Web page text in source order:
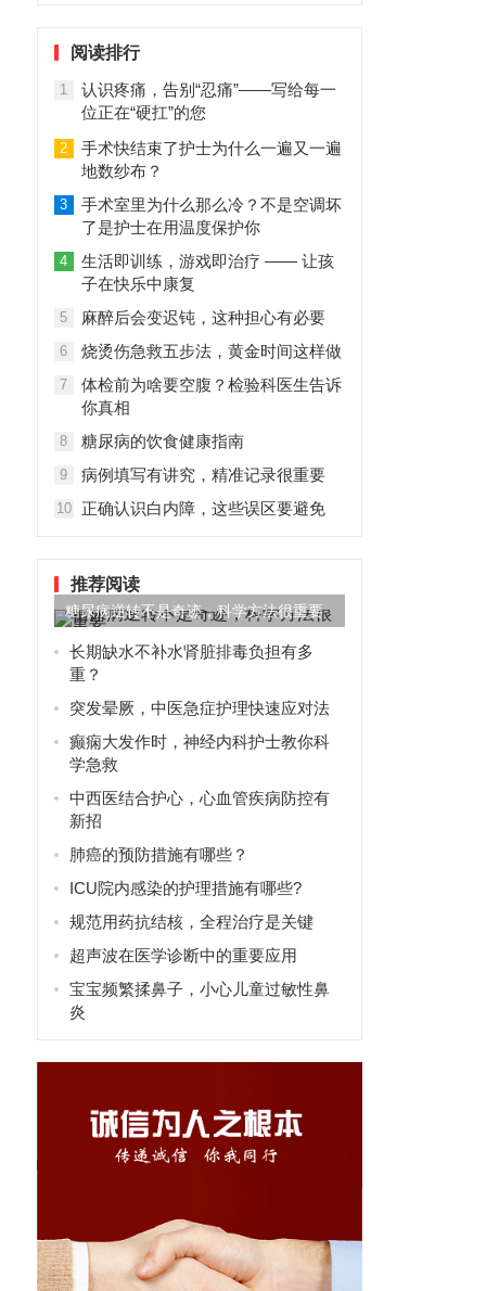
阅读排行
1
认识疼痛，告别“忍痛”——写给每一
位正在“硬扛”的您
2
手术快结束了护士为什么一遍又一遍
地数纱布？
3
手术室里为什么那么冷？不是空调坏
了是护士在用温度保护你
4
生活即训练，游戏即治疗 —— 让孩
子在快乐中康复
5 麻醉后会变迟钝，这种担心有必要
6 烧烫伤急救五步法，黄金时间这样做
7
体检前为啥要空腹？检验科医生告诉
你真相
8 糖尿病的饮食健康指南
9 病例填写有讲究，精准记录很重要
10 正确认识白内障，这些误区要避免
推荐阅读
糖尿病逆转不是奇迹，科学方法很重要
长期缺水不补水肾脏排毒负担有多
重？
突发晕厥，中医急症护理快速应对法
癫痫大发作时，神经内科护士教你科
学急救
中西医结合护心，心血管疾病防控有
新招
肺癌的预防措施有哪些？
ICU院内感染的护理措施有哪些?
规范用药抗结核，全程治疗是关键
超声波在医学诊断中的重要应用
宝宝频繁揉鼻子，小心儿童过敏性鼻
炎